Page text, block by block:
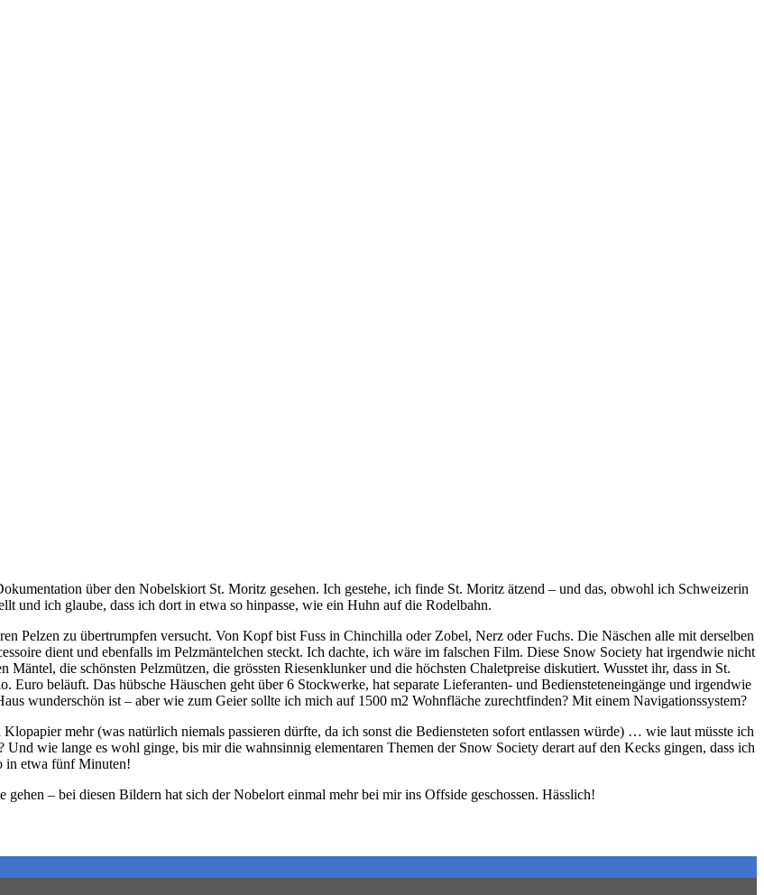
über den Nobelskiort St. Moritz gesehen. Ich gestehe, ich finde St. Moritz ätzend – und das, obwohl ich Schweizerin
und ich glaube, dass ich dort in etwa so hinpasse, wie ein Huhn auf die Rodelbahn.
Pelzen zu übertrumpfen versucht. Von Kopf bist Fuss in Chinchilla oder Zobel, Nerz oder Fuchs. Die Näschen alle mit derselben
dient und ebenfalls im Pelzmäntelchen steckt. Ich dachte, ich wäre im falschen Film. Diese Snow Society hat irgendwie nicht
die schönsten Pelzmützen, die grössten Riesenklunker und die höchsten Chaletpreise diskutiert. Wusstet ihr, dass in St.
beläuft. Das hübsche Häuschen geht über 6 Stockwerke, hat separate Lieferanten- und Bediensteteneingänge und irgendwie
wunderschön ist – aber wie zum Geier sollte ich mich auf 1500 m2 Wohnfläche zurechtfinden? Mit einem Navigationssystem?
mehr (was natürlich niemals passieren dürfte, da ich sonst die Bediensteten sofort entlassen würde) … wie laut müsste ich
wie lange es wohl ginge, bis mir die wahnsinnig elementaren Themen der Snow Society derart auf den Kecks gingen, dass ich
in etwa fünf Minuten!
– bei diesen Bildern hat sich der Nobelort einmal mehr bei mir ins Offside geschossen. Hässlich!